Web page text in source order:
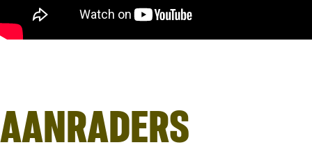
AANRADERS